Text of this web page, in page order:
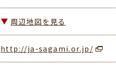
周辺地図を見る
http://ja-sagami.or.jp/